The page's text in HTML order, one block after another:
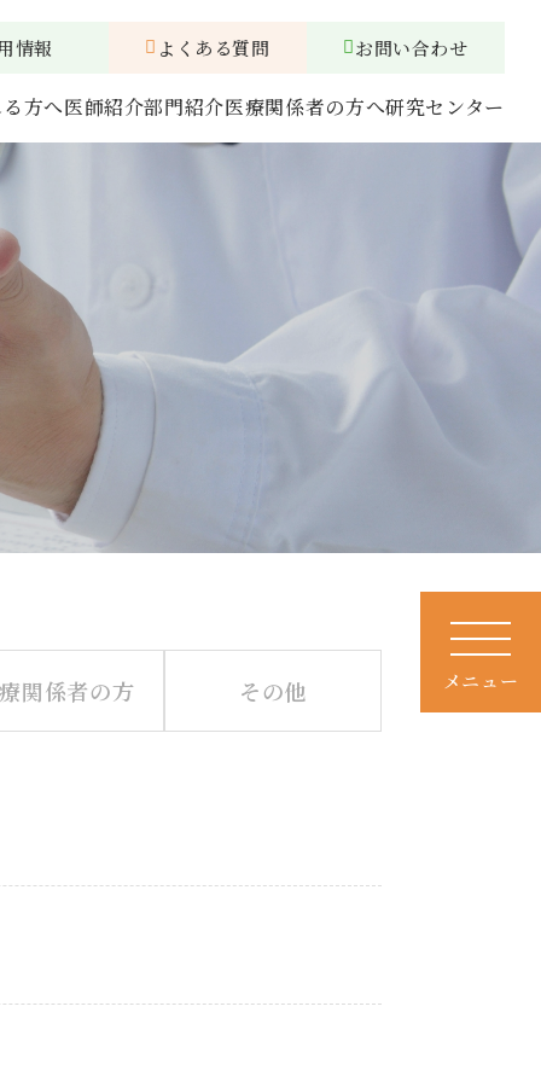
情報 よくある質問 お問い合わせ
方へ医師紹介部門紹介医療関係者の方へ研究センター
メニュー
関係者の方 その他